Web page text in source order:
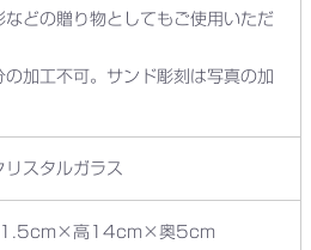
などの贈り物としてもご使用いただ
加工不可。サンド彫刻は写真の加
リスタルガラス
11.5cm×高14cm×奥5cm